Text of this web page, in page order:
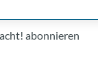
abonnieren